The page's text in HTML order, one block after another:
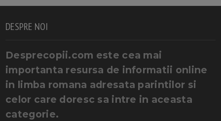
DESPRE NOI
Desprecopii.com este cea mai
importanta resursa de informatii online
in limba romana adresata parintilor si
celor care doresc sa intre in aceasta
categorie.